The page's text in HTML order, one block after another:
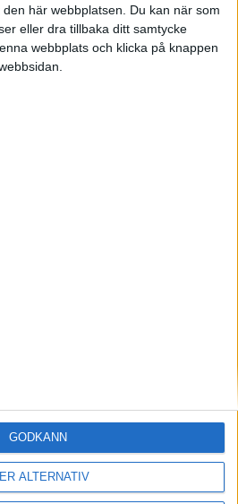
här webbplatsen. Du kan när som
eller dra tillbaka ditt samtycke
webbplats och klicka på knappen
ALTERNATIV
GODKÄNN
genom
från